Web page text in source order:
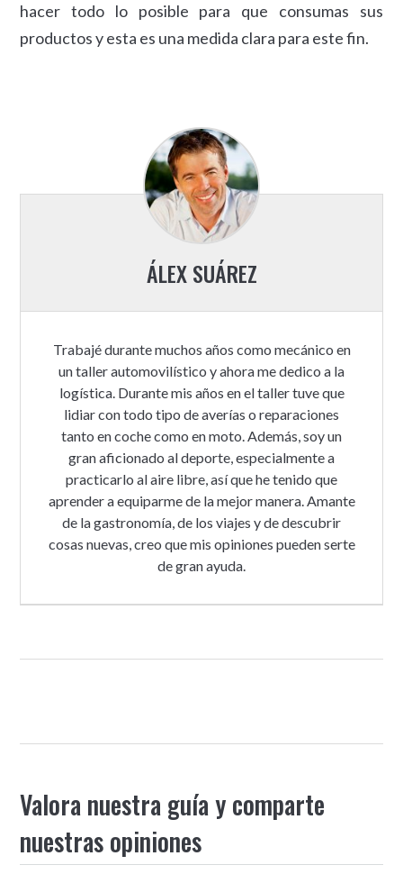
hacer todo lo posible para que consumas sus
productos y esta es una medida clara para este fin.
ÁLEX SUÁREZ
Trabajé durante muchos años como mecánico en
un taller automovilístico y ahora me dedico a la
logística. Durante mis años en el taller tuve que
lidiar con todo tipo de averías o reparaciones
tanto en coche como en moto. Además, soy un
gran aficionado al deporte, especialmente a
practicarlo al aire libre, así que he tenido que
aprender a equiparme de la mejor manera. Amante
de la gastronomía, de los viajes y de descubrir
cosas nuevas, creo que mis opiniones pueden serte
de gran ayuda.
Valora nuestra guía y comparte
nuestras opiniones